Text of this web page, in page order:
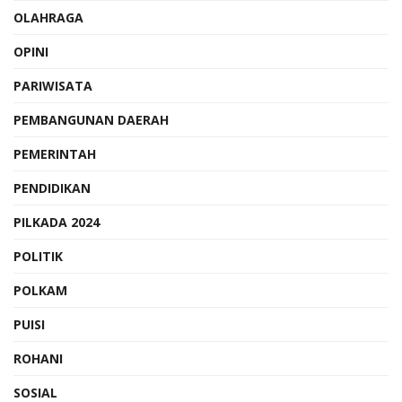
OLAHRAGA
OPINI
PARIWISATA
PEMBANGUNAN DAERAH
PEMERINTAH
PENDIDIKAN
PILKADA 2024
POLITIK
POLKAM
PUISI
ROHANI
SOSIAL